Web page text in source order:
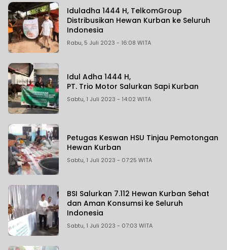
Iduladha 1444 H, TelkomGroup
Distribusikan Hewan Kurban ke Seluruh
Indonesia
Rabu, 5 Juli 2023 - 16:08 WITA
Idul Adha 1444 H,
PT. Trio Motor Salurkan Sapi Kurban
Sabtu, 1 Juli 2023 - 14:02 WITA
Petugas Keswan HSU Tinjau Pemotongan
Hewan Kurban
Sabtu, 1 Juli 2023 - 07:25 WITA
BSI Salurkan 7.112 Hewan Kurban Sehat
dan Aman Konsumsi ke Seluruh
Indonesia
Sabtu, 1 Juli 2023 - 07:03 WITA